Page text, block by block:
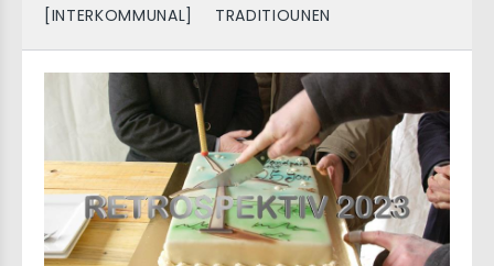
[INTERKOMMUNAL] TRADITIOUNEN